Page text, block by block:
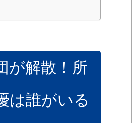
が解散！所
は誰がいる